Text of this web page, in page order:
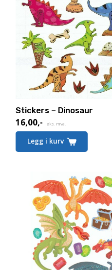
Stickers – Dinosaur
16,00,- eks. mva.
Legg i kurv